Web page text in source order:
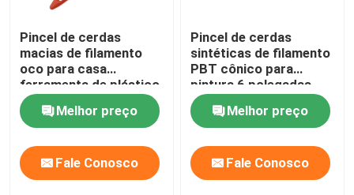
Fale Conosco
notícias
Todos os casos
Pincel de cerdas
macias de filamento
oco para casa
ferramenta de plástico
cabo
Melhor preço
Fale Conosco
Pincel de cerdas
sintéticas de filamento
PBT cônico para
pintura 6 polegadas
Melhor preço
Fale Conosco